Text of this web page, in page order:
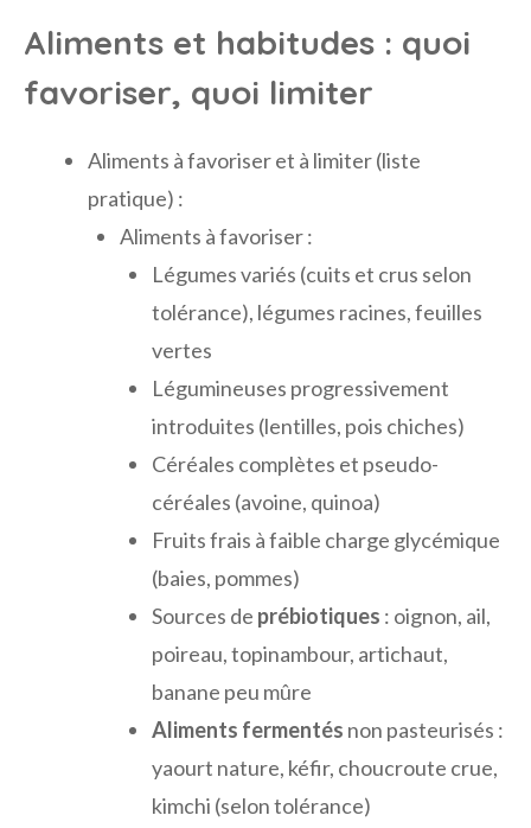
Aliments et habitudes : quoi
favoriser, quoi limiter
Aliments à favoriser et à limiter (liste
pratique) :
Aliments à favoriser :
Légumes variés (cuits et crus selon
tolérance), légumes racines, feuilles
vertes
Légumineuses progressivement
introduites (lentilles, pois chiches)
Céréales complètes et pseudo-
céréales (avoine, quinoa)
Fruits frais à faible charge glycémique
(baies, pommes)
Sources de prébiotiques : oignon, ail,
poireau, topinambour, artichaut,
banane peu mûre
Aliments fermentés non pasteurisés :
yaourt nature, kéfir, choucroute crue,
kimchi (selon tolérance)